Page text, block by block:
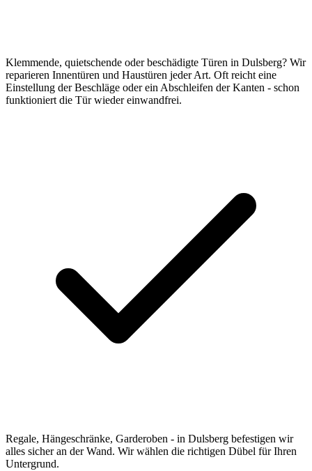
Klemmende, quietschende oder beschädigte Türen in Dulsberg? Wir
reparieren Innentüren und Haustüren jeder Art. Oft reicht eine
Einstellung der Beschläge oder ein Abschleifen der Kanten - schon
funktioniert die Tür wieder einwandfrei.
Regale, Hängeschränke, Garderoben - in Dulsberg befestigen wir
alles sicher an der Wand. Wir wählen die richtigen Dübel für Ihren
Untergrund.